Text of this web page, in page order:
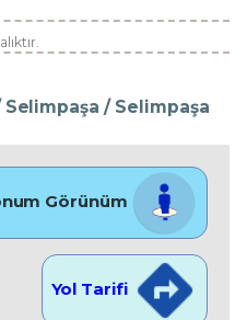
Selimpaşa / Selimpaşa
Görünüm
Yol Tarifi